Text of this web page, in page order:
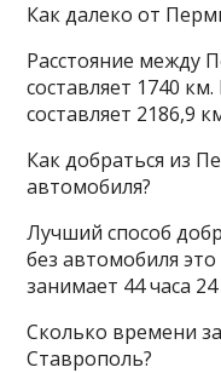
Как далеко от
Расстояние между
составляет 1740
составляет 2186,9
Как добраться из
автомобиля?
Лучший способ
без автомобиля
занимает 44 часа
Сколько времени
Ставрополь?